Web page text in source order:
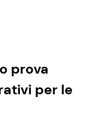
prova
per le